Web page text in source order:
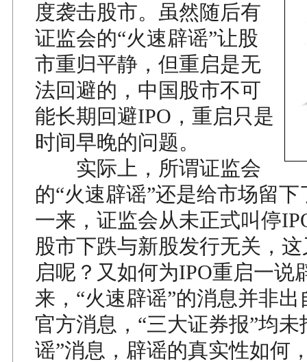
度袭击股市。虽然随后有
证监会的“火速辟谣”让股
市重归平静，但重启是无
法回避的，中国股市不可
能长期回避IPO，重启只是
时间早晚的问题。
实际上，所谓证监会
的“火速辟谣”还是给市场留
一来，证监会从未正式叫停
股市下跌与新股发行无关，
启呢？又如何为IPO重启一说
来，“火速辟谣”的消息并非
官方消息，“三大证券报”均未
谣”消息，辟谣的真实性如何